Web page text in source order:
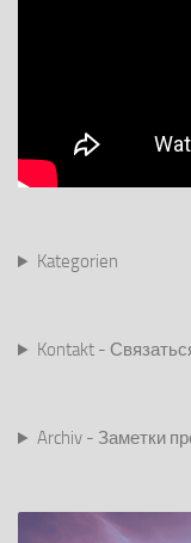
Kategorien
Kontakt -
Archiv - Заметки